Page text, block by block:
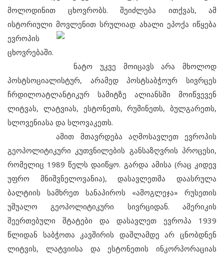
მოლოდინით ცხოვრობს. შეიძლება ითქვას, ამ
ისტორიული მოვლენით სრულიად ახალი ეპოქა იწყება
ევროპის
ცხოვრებაში.
ნატო უკვე მოიცავს არა მხოლოდ
პოსტსოციალისტურ, არამედ პოსტსაბჭოურ სივრცეს
ჩრდილოატლანტიკურ სამიტზე ალიანსში მოიწვევენ
ლიტვას, ლატვიას, ესტონეთს, რუმინეთს, ბულგარეთს,
სლოვენიასა და სლოვაკეთს.
ამით მთავრდება აღმოსავლეთ ევროპის
გეოპოლიტიკური კუთვნილების განსაზღვრის პროცესი,
რომელიც 1989 წელს დაიწყო. გარდა ამისა (რაც კიდევ
უფრო მნიშვნელოვანია), დასავლეთმა დაასრულა
ბალტიის სამხრეთ სანაპიროს «ამოგლეჯა» რუსეთის
უშუალო გეოპოლიტიკური სივრციდან. ამერიკის
შეერთებული შტატები და დასავლეთ ევროპა 1939
წლიდან საბჭოთა კავშირის დაშლამდე არ ცნობდნენ
ლიტვის, ლატვიისა და ესტონეთის ინკორპორაციას